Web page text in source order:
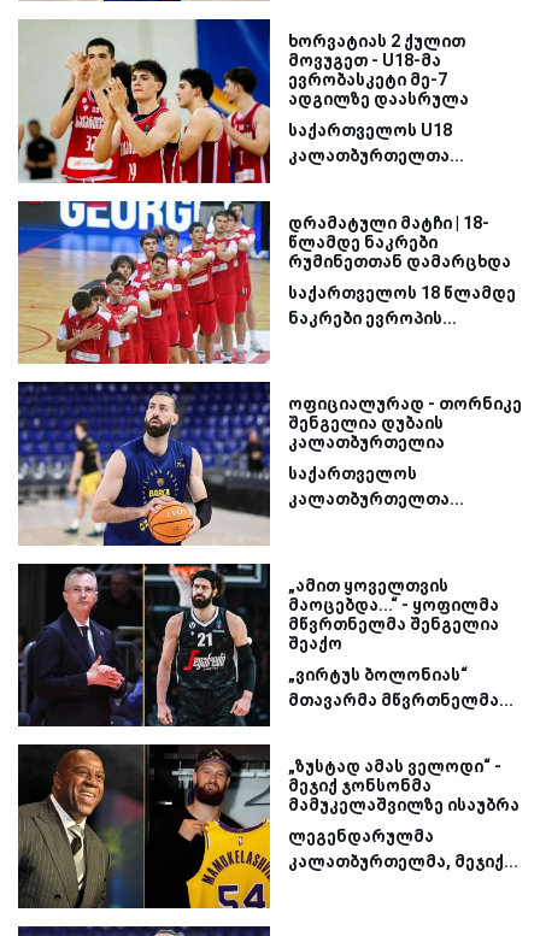
ხორვატიას 2 ქულით
მოვუგეთ - U18-მა
ევრობასკეტი მე-7
ადგილზე დაასრულა
საქართველოს U18
კალათბურთელთა...
დრამატული მატჩი | 18-
წლამდე ნაკრები
რუმინეთთან დამარცხდა
საქართველოს 18 წლამდე
ნაკრები ევროპის...
ოფიციალურად - თორნიკე
შენგელია დუბაის
კალათბურთელია
საქართველოს
კალათბურთელთა...
„ამით ყოველთვის
მაოცებდა...“ - ყოფილმა
მწვრთნელმა შენგელია
შეაქო
„ვირტუს ბოლონიას“
მთავარმა მწვრთნელმა...
„ზუსტად ამას ველოდი“ -
მეჯიქ ჯონსონმა
მამუკელაშვილზე ისაუბრა
ლეგენდარულმა
კალათბურთელმა, მეჯიქ...